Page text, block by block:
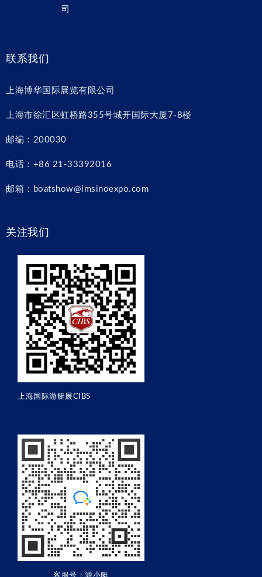
司
联系我们
上海博华国际展览有限公司
上海市徐汇区虹桥路355号城开国际大厦7-8楼
邮编：200030
电话：+86 21-33392016
邮箱：boatshow@imsinoexpo.com
关注我们
上海国际游艇展CIBS